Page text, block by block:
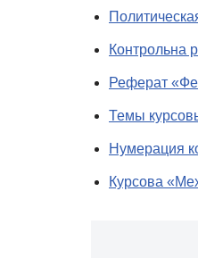
Контрольна
Реферат
Темы
Нумерация
Курсова